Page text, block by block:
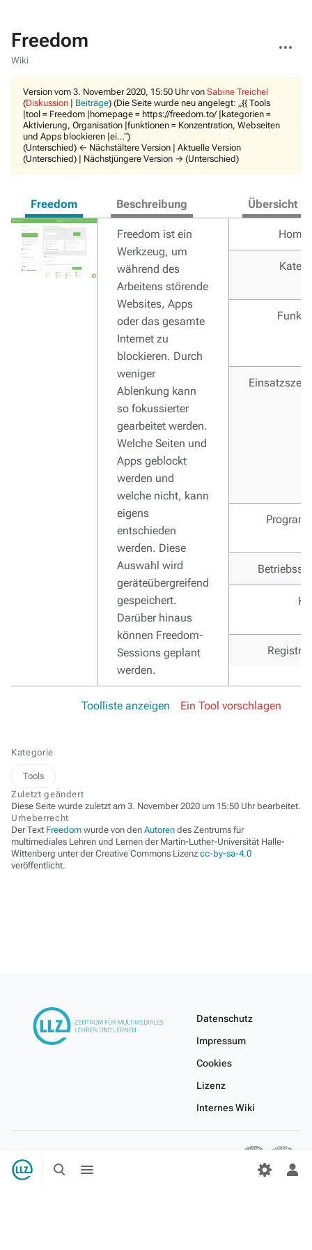
Suche
umschaltenumschalten
Freedom
Wiki
Aktionen
Version vom 3. November 2020, 15:50 Uhr von Sabine Treichel
(Diskussion | Beiträge) (Die Seite wurde neu angelegt: „{{ Tools
|tool = Freedom |homepage = https://freedom.to/ |kategorien =
Aktivierung, Organisation |funktionen = Konzentration, Webseiten
und Apps blockieren |ei…“)
(Unterschied) ← Nächstältere Version | Aktuelle Version
(Unterschied) | Nächstjüngere Version → (Unterschied)
Freedom Beschreibung Übersicht
Freedom ist ein
Werkzeug, um
während des
Arbeitens störende
Websites, Apps
oder das gesamte
Internet zu
blockieren. Durch
weniger
Ablenkung kann
so fokussierter
gearbeitet werden.
Welche Seiten und
Apps geblockt
werden und
welche nicht, kann
eigens
entschieden
werden. Diese
Auswahl wird
geräteübergreifend
gespeichert.
Darüber hinaus
können Freedom-
Sessions geplant
werden.
Toolliste anzeigen Ein Tool vorschlagen
Kategorie
Tools
Zuletzt geändert
Diese Seite wurde zuletzt am 3. November 2020 um 15:50 Uhr bearbeitet.
Urheberrecht
Der Text Freedom wurde von den Autoren des Zentrums für
multimediales Lehren und Lernen der Martin-Luther-Universität Halle-
Wittenberg unter der Creative Commons Lizenz cc-by-sa-4.0
veröffentlicht.
Datenschutz
Impressum
Cookies
Lizenz
Internes Wiki